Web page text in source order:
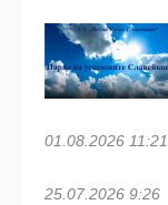
01.08.2026 11:21
25.07.2026 9:26